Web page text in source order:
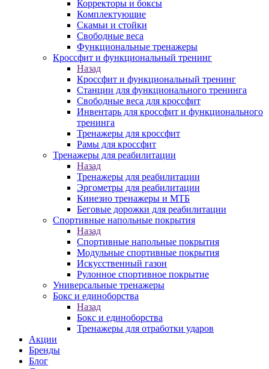
Корректоры и боксы
Комплектующие
Скамьи и стойки
Свободные веса
Функциональные тренажеры
Кроссфит и функциональный тренинг
Назад
Кроссфит и функциональный тренинг
Станции для функционального тренинга
Свободные веса для кроссфит
Инвентарь для кроссфит и функционального
тренинга
Тренажеры для кроссфит
Рамы для кроссфит
Тренажеры для реабилитации
Назад
Тренажеры для реабилитации
Эргометры для реабилитации
Кинезио тренажеры и МТБ
Беговые дорожки для реабилитации
Спортивные напольные покрытия
Назад
Спортивные напольные покрытия
Модульные спортивные покрытия
Искусственный газон
Рулонное спортивное покрытие
Универсальные тренажеры
Бокс и единоборства
Назад
Бокс и единоборства
Тренажеры для отработки ударов
Акции
Бренды
Блог